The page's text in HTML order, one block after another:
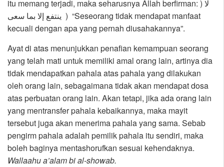
itu memang terjadi, maka seharusnya Allah berfirman: ) لا
ينتفع إلا بما سعى ) “Seseorang tidak mendapat manfaat
kecuali dengan apa yang pernah diusahakannya”.
Ayat di atas menunjukkan penafian kemampuan seorang
yang telah mati untuk memiliki amal orang lain, artinya dia
tidak mendapatkan pahala atas pahala yang dilakukan
oleh orang lain, sebagaimana tidak akan mendapat dosa
atas perbuatan orang lain. Akan tetapi, jika ada orang lain
yang mentransfer pahala kebaikannya, maka mayit
tersebut juga akan menerima pahala yang sama. Sebab
pengirm pahala adalah pemilik pahala itu sendiri, maka
boleh baginya mentashorufkan sesuai kehendaknya.
Wallaahu a’alam bi al-showab.